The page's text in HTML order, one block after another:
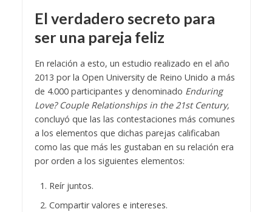
El verdadero secreto para
ser una pareja feliz
En relación a esto, un estudio realizado en el año
2013 por la Open University de Reino Unido a más
de 4.000 participantes y denominado Enduring
Love? Couple Relationships in the 21st Century,
concluyó que las las contestaciones más comunes
a los elementos que dichas parejas calificaban
como las que más les gustaban en su relación era
por orden a los siguientes elementos:
Reír juntos.
Compartir valores e intereses.